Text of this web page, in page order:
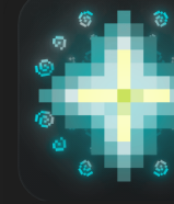
2 199 ₽